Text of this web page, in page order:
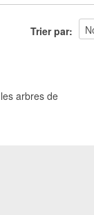
Trier par
arbres de